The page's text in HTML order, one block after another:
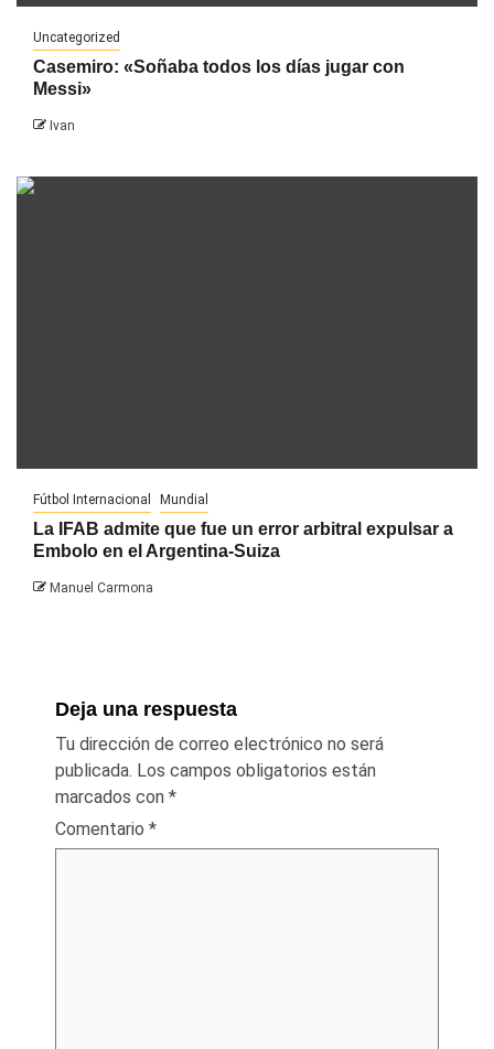
Uncategorized
Casemiro: «Soñaba todos los días jugar con
Messi»
Ivan
Fútbol Internacional Mundial
La IFAB admite que fue un error arbitral expulsar a
Embolo en el Argentina-Suiza
Manuel Carmona
Deja una respuesta
Tu dirección de correo electrónico no será
publicada. Los campos obligatorios están
marcados con *
Comentario *